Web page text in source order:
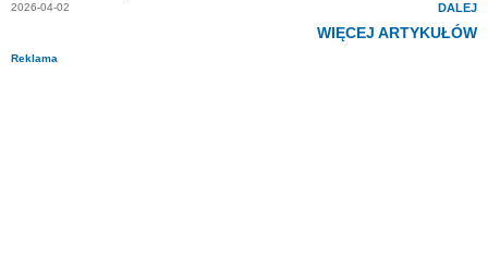
2026-04-02 DALEJ
WIĘCEJ ARTYKUŁÓW
Reklama